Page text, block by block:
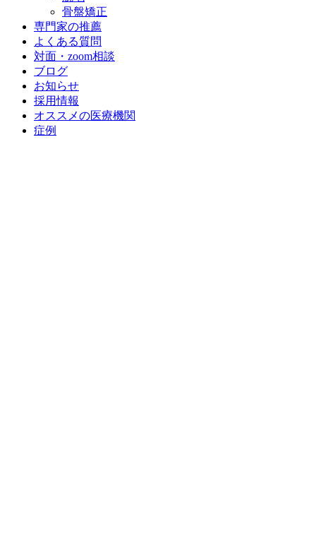
骨盤矯正
専門家の推薦
よくある質問
対面・zoom相談
ブログ
お知らせ
採用情報
オススメの医療機関
症例